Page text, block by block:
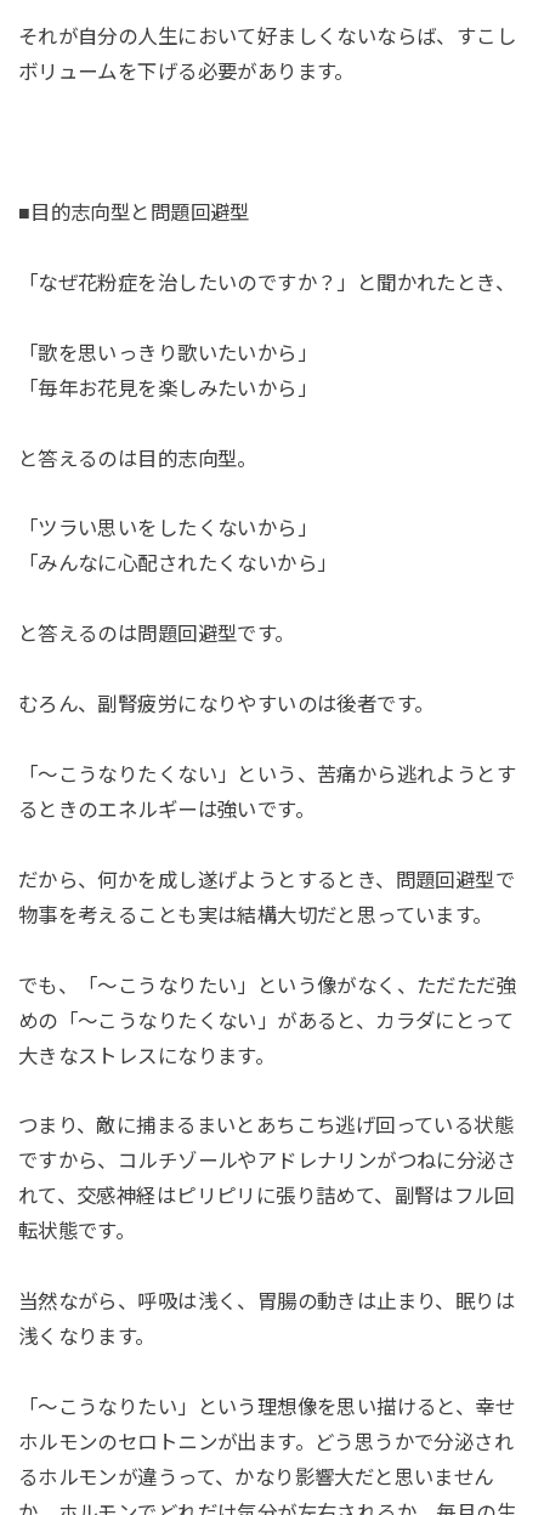
それが自分の人生において好ましくないならば、すこし
ボリュームを下げる必要があります。
■目的志向型と問題回避型
「なぜ花粉症を治したいのですか？」と聞かれたとき、
「歌を思いっきり歌いたいから」
「毎年お花見を楽しみたいから」
と答えるのは目的志向型。
「ツラい思いをしたくないから」
「みんなに心配されたくないから」
と答えるのは問題回避型です。
むろん、副腎疲労になりやすいのは後者です。
「〜こうなりたくない」という、苦痛から逃れようとす
るときのエネルギーは強いです。
だから、何かを成し遂げようとするとき、問題回避型で
物事を考えることも実は結構大切だと思っています。
でも、「〜こうなりたい」という像がなく、ただただ強
めの「〜こうなりたくない」があると、カラダにとって
大きなストレスになります。
つまり、敵に捕まるまいとあちこち逃げ回っている状態
ですから、コルチゾールやアドレナリンがつねに分泌さ
れて、交感神経はピリピリに張り詰めて、副腎はフル回
転状態です。
当然ながら、呼吸は浅く、胃腸の動きは止まり、眠りは
浅くなります。
「〜こうなりたい」という理想像を思い描けると、幸せ
ホルモンのセロトニンが出ます。どう思うかで分泌され
るホルモンが違うって、かなり影響大だと思いません